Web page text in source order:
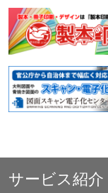
サービス紹介